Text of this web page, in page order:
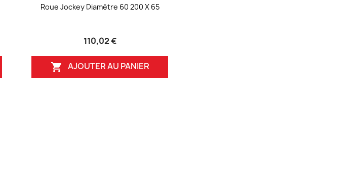
Roue Jockey Diamètre 60 200 X 65
110,02 €
 AJOUTER AU PANIER